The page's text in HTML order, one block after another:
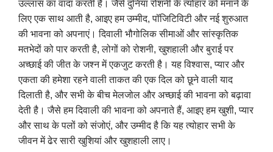
उल्लास का वादा करती है। जैसे दुनिया रोशनी के त्योहार को मनाने के
लिए एक साथ आती है, आइए हम उम्मीद, पॉजिटिविटी और नई शुरुआत
की भावना को अपनाएं। दिवाली भौगोलिक सीमाओं और सांस्कृतिक
मतभेदों को पार करती है, लोगों को रोशनी, खुशहाली और बुराई पर
अच्छाई की जीत के जश्न में एकजुट करती है। यह विश्वास, प्यार और
एकता की हमेशा रहने वाली ताकत की एक दिल को छूने वाली याद
दिलाती है, और सभी के बीच मेलजोल और अच्छाई की भावना को बढ़ावा
देती है। जैसे हम दिवाली की भावना को अपनाते हैं, आइए हम खुशी, प्यार
और साथ के पलों को संजोएं, और उम्मीद है कि यह त्योहार सभी के
जीवन में ढेर सारी खुशियां और खुशहाली लाए।